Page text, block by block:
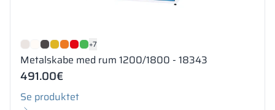
+7
Metalskabe med rum 1200/1800 - 18343
491.00€
Se produktet